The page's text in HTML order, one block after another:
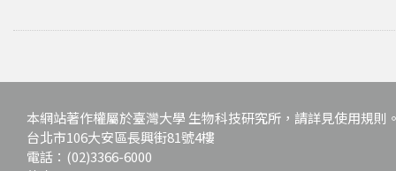
本網站著作權屬於臺灣大學 生物科技研究所，請詳見使用規則
台北市106大安區長興街81號4樓
電話：(02)3366-6000